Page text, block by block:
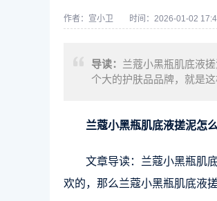
作者：宣小卫 时间：2026-01-02
导读： 兰蔻小黑瓶肌底液
个大的护肤品品牌，就是
兰蔻小黑瓶肌底液搓泥怎
文章导读：兰蔻小黑瓶肌
欢的，那么兰蔻小黑瓶肌底液